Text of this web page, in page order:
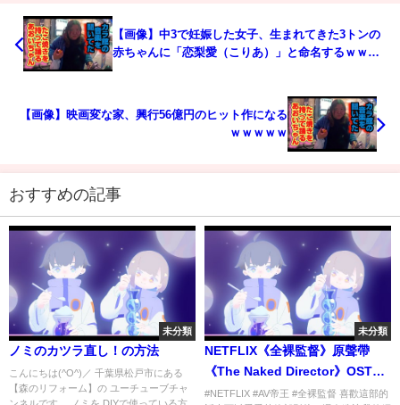
【画像】中3で妊娠した女子、生まれてきた3トンの
赤ちゃんに「恋梨愛（こりあ）」と命名するｗｗｗ
【画像】映画変な家、興行56億円のヒット作になる
ｗｗｗｗｗ
おすすめの記事
未分類
ノミのカツラ直し！の方法
こんにちは(^O^)／ 千葉県松戸市にある
【森のリフォーム】の ユーチューブチャ
未分類
NETFLIX《全裸監督》原聲帶
《The Naked Director》OST｜
My Wish 我的願望［中英文歌
#NETFLIX #AV帝王 #全裸監督 喜歡這部的